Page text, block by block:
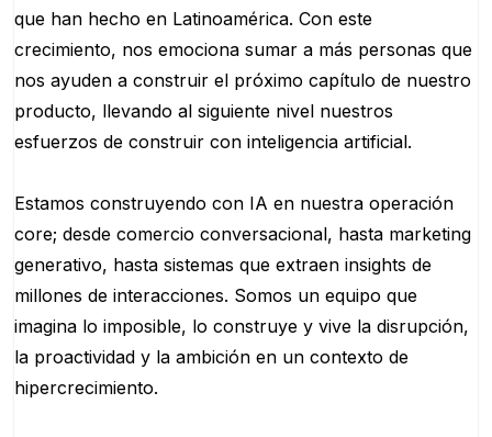
que han hecho en Latinoamérica. Con este
crecimiento, nos emociona sumar a más personas que
nos ayuden a construir el próximo capítulo de nuestro
producto, llevando al siguiente nivel nuestros
esfuerzos de construir con inteligencia artificial.
Estamos construyendo con IA en nuestra operación
core; desde comercio conversacional, hasta marketing
generativo, hasta sistemas que extraen insights de
millones de interacciones. Somos un equipo que
imagina lo imposible, lo construye y vive la disrupción,
la proactividad y la ambición en un contexto de
hipercrecimiento.